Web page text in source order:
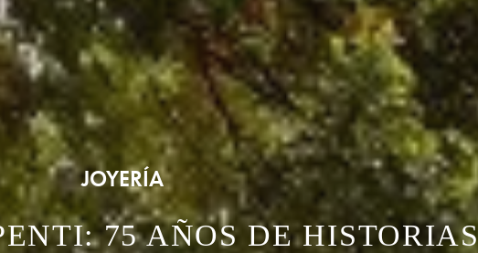
JOYERÍA
75 AÑOS DE HISTORIAS